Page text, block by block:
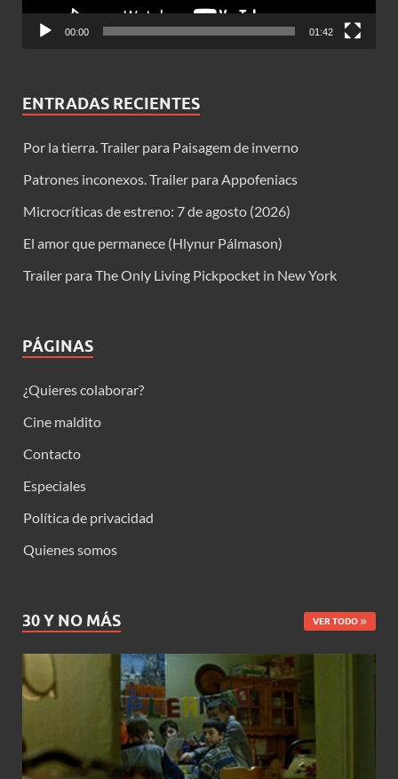
00:00 01:42
ENTRADAS RECIENTES
Por la tierra. Trailer para Paisagem de inverno
Patrones inconexos. Trailer para Appofeniacs
Microcríticas de estreno: 7 de agosto (2026)
El amor que permanece (Hlynur Pálmason)
Trailer para The Only Living Pickpocket in New York
PÁGINAS
¿Quieres colaborar?
Cine maldito
Contacto
Especiales
Política de privacidad
Quienes somos
30 Y NO MÁS VER TODO